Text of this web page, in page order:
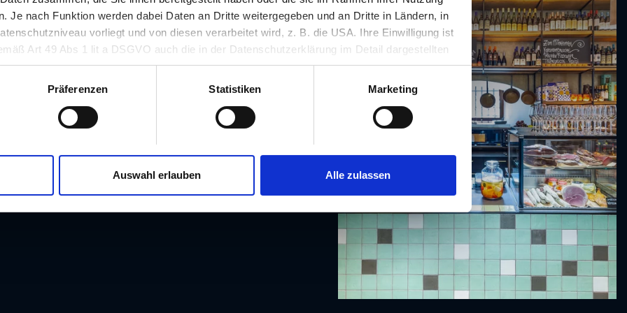
Je nach Funktion werden dabei Daten an Dritte weitergegeben und an Dritte in Ländern, in
vorliegt und von diesen verarbeitet wird, z. B. die USA. Ihre Einwilligung ist
Art 49 Abs 1 lit a DSGVO auch die in der Datenschutzerklärung im Detail dargestellten
in unsicheren Drittstaaten, wie insbesondere den USA. Ihre Einwilligung ist für die Nutzung
und kann jederzeit auf unserer Seite abgelehnt oder widerrufen werden.
Präferenzen Statistiken Marketing
Auswahl erlauben Alle zulassen